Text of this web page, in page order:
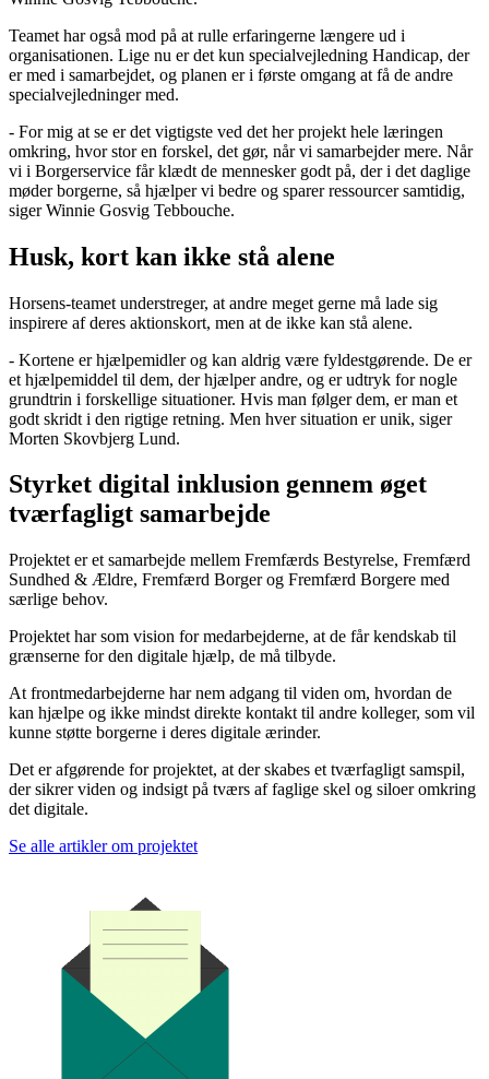
Teamet har også mod på at rulle erfaringerne længere ud i
organisationen. Lige nu er det kun specialvejledning Handicap, der
er med i samarbejdet, og planen er i første omgang at få de andre
specialvejledninger med.
- For mig at se er det vigtigste ved det her projekt hele læringen
omkring, hvor stor en forskel, det gør, når vi samarbejder mere. Når
vi i Borgerservice får klædt de mennesker godt på, der i det daglige
møder borgerne, så hjælper vi bedre og sparer ressourcer samtidig,
siger Winnie Gosvig Tebbouche.
Husk, kort kan ikke stå alene
Horsens-teamet understreger, at andre meget gerne må lade sig
inspirere af deres aktionskort, men at de ikke kan stå alene.
- Kortene er hjælpemidler og kan aldrig være fyldestgørende. De er
et hjælpemiddel til dem, der hjælper andre, og er udtryk for nogle
grundtrin i forskellige situationer. Hvis man følger dem, er man et
godt skridt i den rigtige retning. Men hver situation er unik, siger
Morten Skovbjerg Lund.
Styrket digital inklusion gennem øget
tværfagligt samarbejde
Projektet er et samarbejde mellem Fremfærds Bestyrelse, Fremfærd
Sundhed & Ældre, Fremfærd Borger og Fremfærd Borgere med
særlige behov.
Projektet har som vision for medarbejderne, at de får kendskab til
grænserne for den digitale hjælp, de må tilbyde.
At frontmedarbejderne har nem adgang til viden om, hvordan de
kan hjælpe og ikke mindst direkte kontakt til andre kolleger, som vil
kunne støtte borgerne i deres digitale ærinder.
Det er afgørende for projektet, at der skabes et tværfagligt samspil,
der sikrer viden og indsigt på tværs af faglige skel og siloer omkring
det digitale.
Se alle artikler om projektet